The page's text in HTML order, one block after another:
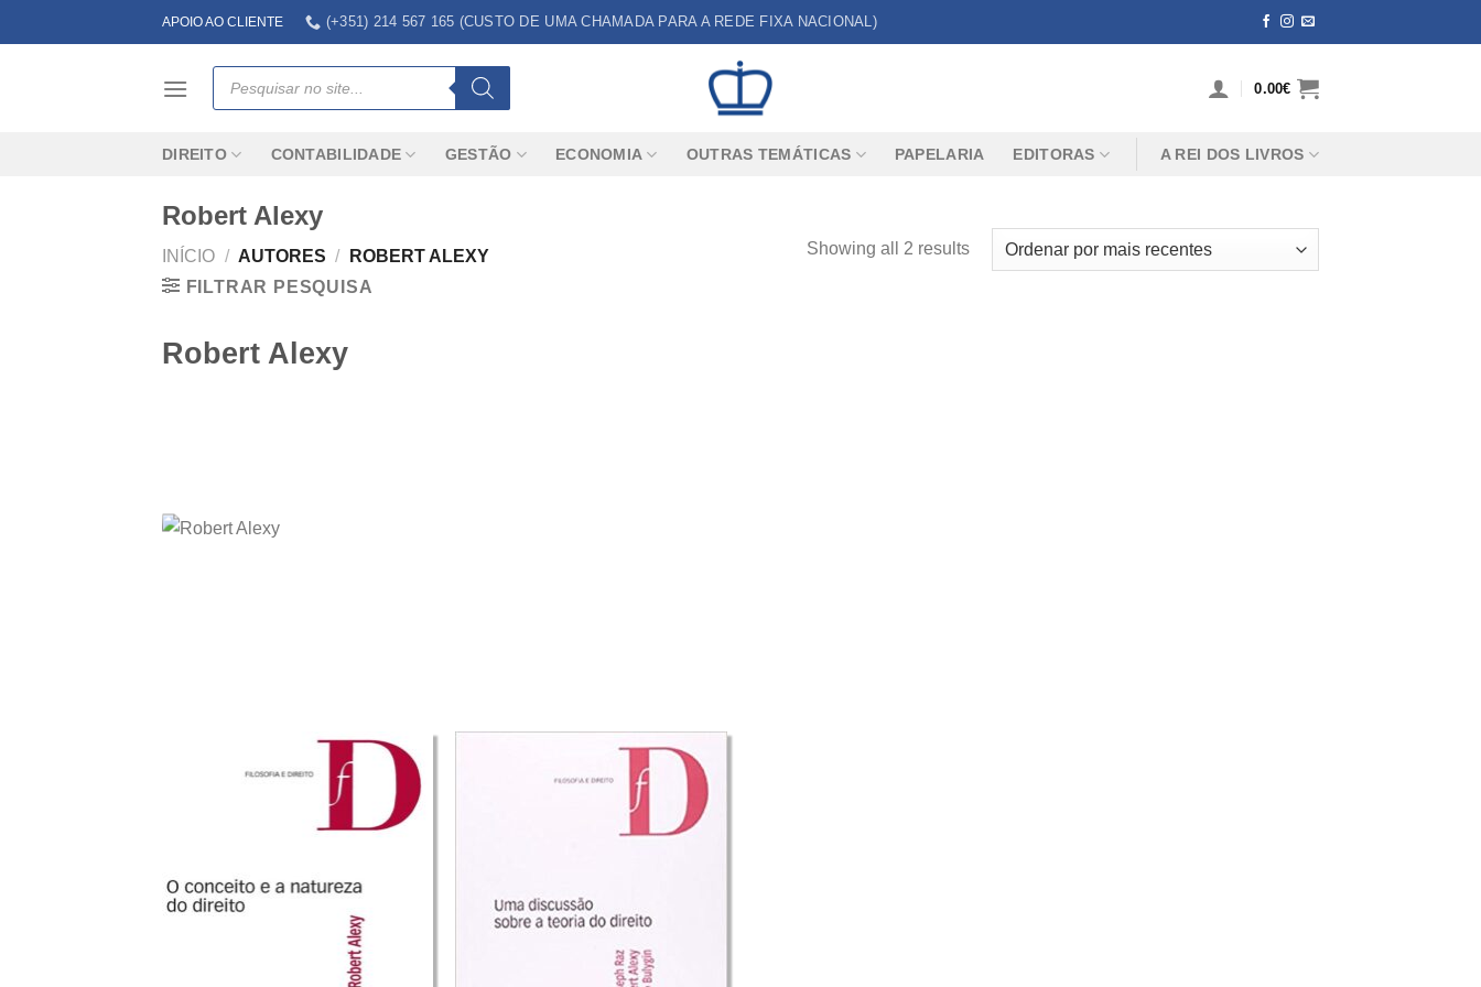
to
APOIO AO CLIENTE (+351) 214 567 165 (CUSTO DE UMA CHAMADA PARA A REDE FIXA NACIONAL)
Products
search
0.00€
DIREITO CONTABILIDADE GESTÃO ECONOMIA OUTRAS TEMÁTICAS PAPELARIA EDITORAS A REI DOS LIVROS
Robert Alexy
INÍCIO / AUTORES /
ROBERT ALEXY
FILTRAR PESQUISA
Showing all 2 results
Robert Alexy